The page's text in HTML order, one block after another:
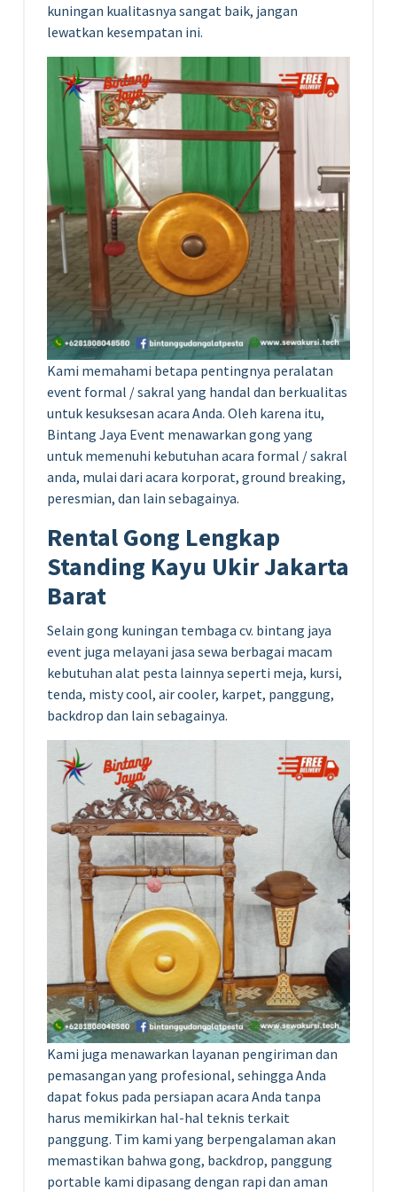
kuningan kualitasnya sangat baik, jangan
lewatkan kesempatan ini.
Kami memahami betapa pentingnya peralatan
event formal / sakral yang handal dan berkualitas
untuk kesuksesan acara Anda. Oleh karena itu,
Bintang Jaya Event menawarkan gong yang
untuk memenuhi kebutuhan acara formal / sakral
anda, mulai dari acara korporat, ground breaking,
peresmian, dan lain sebagainya.
Rental Gong Lengkap
Standing Kayu Ukir Jakarta
Barat
Selain gong kuningan tembaga cv. bintang jaya
event juga melayani jasa sewa berbagai macam
kebutuhan alat pesta lainnya seperti meja, kursi,
tenda, misty cool, air cooler, karpet, panggung,
backdrop dan lain sebagainya.
Kami juga menawarkan layanan pengiriman dan
pemasangan yang profesional, sehingga Anda
dapat fokus pada persiapan acara Anda tanpa
harus memikirkan hal-hal teknis terkait
panggung. Tim kami yang berpengalaman akan
memastikan bahwa gong, backdrop, panggung
portable kami dipasang dengan rapi dan aman